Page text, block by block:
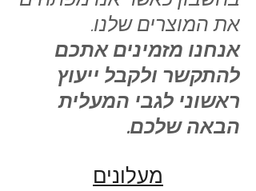
את המוצרים שלנו.
אנחנו מזמינים אתכם
להתקשר ולקבל ייעוץ
ראשוני לגבי המעלית
הבאה שלכם.
מעלונים